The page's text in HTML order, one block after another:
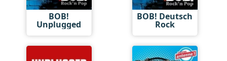
BOB!
Unplugged
BOB! Deutsch
Rock